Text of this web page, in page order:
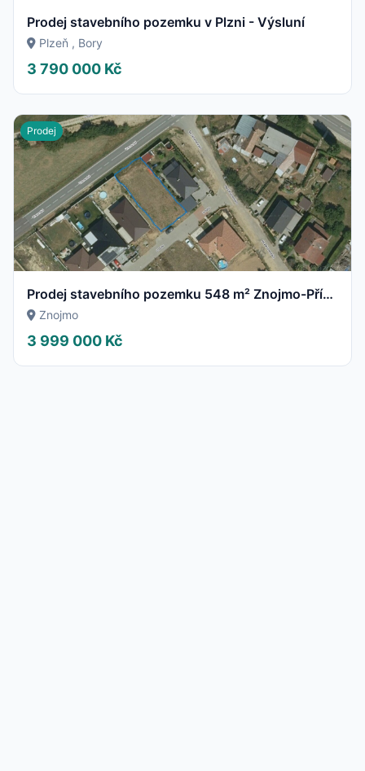
Prodej stavebního pozemku v Plzni - Výsluní
Plzeň , Bory
3 790 000 Kč
Prodej
Prodej stavebního pozemku 548 m² Znojmo-Přímětice
Znojmo
3 999 000 Kč